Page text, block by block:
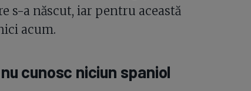
s-a născut, iar pentru această
acum.
cunosc niciun spaniol